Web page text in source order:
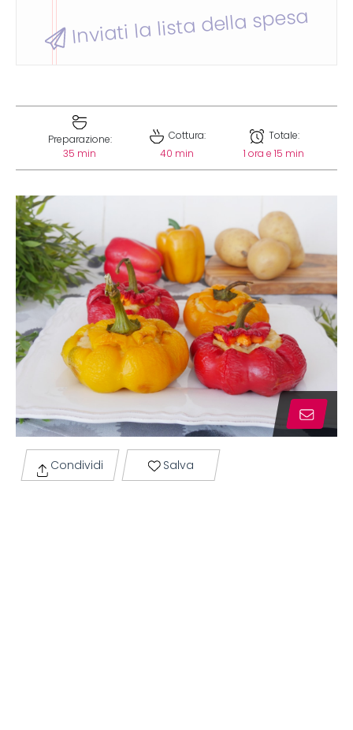
Inviati la lista della spesa
Preparazione:
35 min
Cottura:
40 min
Totale:
1 ora e 15 min
Condividi Salva